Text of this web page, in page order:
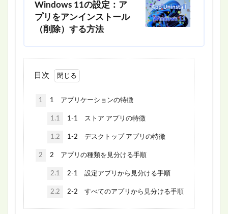
Windows 11の設定：ア
プリをアンインストール
（削除）する方法
目次
1 1 アプリケーションの特徴
1.1 1-1 ストア アプリの特徴
1.2 1-2 デスクトップ アプリの特徴
2 2 アプリの種類を見分ける手順
2.1 2-1 設定アプリから見分ける手順
2.2 2-2 すべてのアプリから見分ける手順